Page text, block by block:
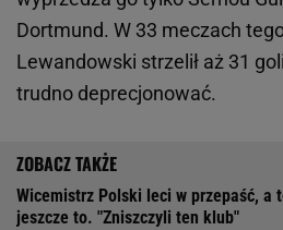
Dortmund. W 33 meczach
Lewandowski strzelił aż 31
trudno deprecjonować.
Wicemistrz Polski leci w przepaść, a
jeszcze to. "Zniszczyli ten klub"